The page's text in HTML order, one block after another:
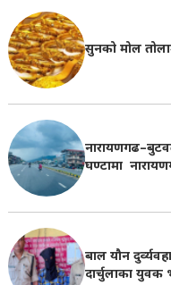
सुनको मोल
घण्टामा
बाल यौन
दार्चुलाका युवक